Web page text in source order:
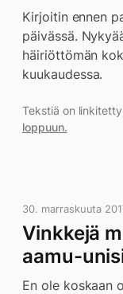
Kirjoitin ennen
päivässä.
häiriöttömän
kuukaudessa.
Tekstiä on
loppuun.
30. marraskuuta
Vinkkejä
aamu-
En ole koskaan